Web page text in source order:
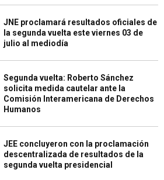
JNE proclamará resultados oficiales de
la segunda vuelta este viernes 03 de
julio al mediodía
Segunda vuelta: Roberto Sánchez
solicita medida cautelar ante la
Comisión Interamericana de Derechos
Humanos
JEE concluyeron con la proclamación
descentralizada de resultados de la
segunda vuelta presidencial